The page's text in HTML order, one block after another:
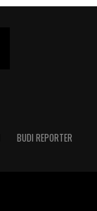
BUDI REPORTER